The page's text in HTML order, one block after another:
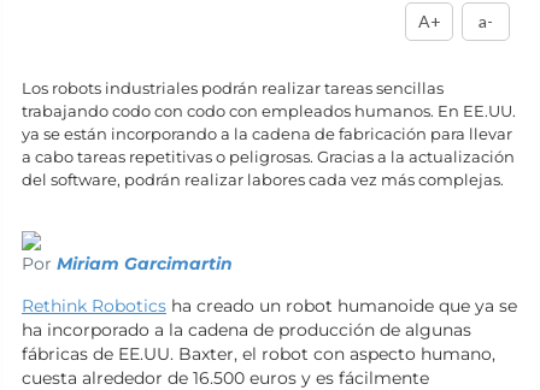
A+ a-
Los robots industriales podrán realizar tareas sencillas
trabajando codo con codo con empleados humanos. En EE.UU.
ya se están incorporando a la cadena de fabricación para llevar
a cabo tareas repetitivas o peligrosas. Gracias a la actualización
del software, podrán realizar labores cada vez más complejas.
Por Miriam Garcimartin
Rethink Robotics ha creado un robot humanoide que ya se
ha incorporado a la cadena de producción de algunas
fábricas de EE.UU. Baxter, el robot con aspecto humano,
cuesta alrededor de 16.500 euros y es fácilmente